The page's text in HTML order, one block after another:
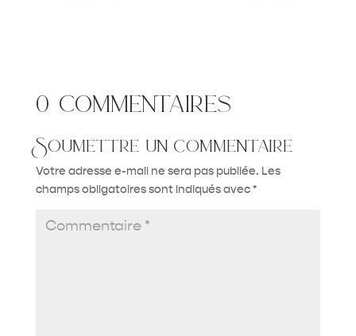
0 commentaires
Soumettre un commentaire
Votre adresse e-mail ne sera pas publiée. Les
champs obligatoires sont indiqués avec*